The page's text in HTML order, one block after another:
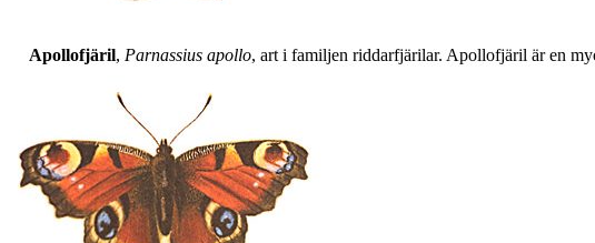
Apollofjäril, Parnassius apollo, art i familjen riddarfjärilar. Apollofjäril är en